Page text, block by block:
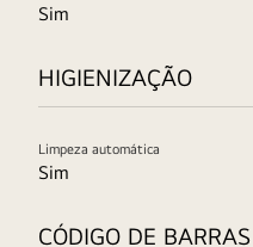
Sim
HIGIENIZAÇÃO
Limpeza automática
Sim
CÓDIGO DE BARRAS